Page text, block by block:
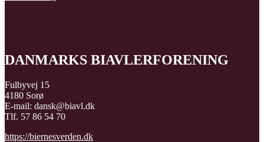
DANMARKS BIAVLERFORENING
Fulbyvej 15
4180 Sorø
E-mail: dansk@biavl.dk
Tlf. 57 86 54 70
https://biernesverden.dk